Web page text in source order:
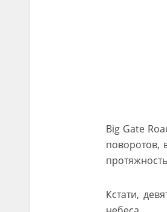
Big Gate
поворотов,
Кстати,